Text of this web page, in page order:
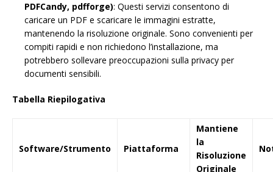
PDFCandy, pdfforge): Questi servizi consentono di
caricare un PDF e scaricare le immagini estratte,
mantenendo la risoluzione originale. Sono convenienti per
compiti rapidi e non richiedono l’installazione, ma
potrebbero sollevare preoccupazioni sulla privacy per
documenti sensibili.
Tabella Riepilogativa
Software/Strumento Piattaforma
Mantiene
la
Risoluzione
Originale